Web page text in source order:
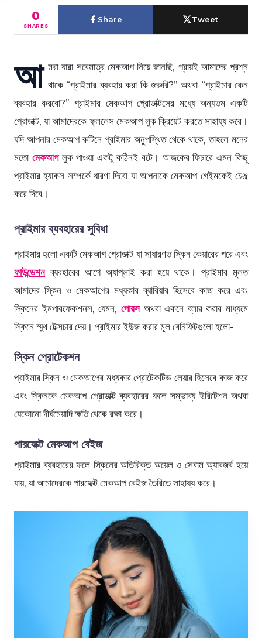
0
SHARES
Share Tweet
আ মরা যারা সবেমাত্র মেকআপ নিয়ে জানছি, প্রায়ই আমাদের প্রশ্ন
থাকে “প্রাইমার ব্যবহার করা কি জরুরি?” অথবা “প্রাইমার কেন
ব্যবহার করবো?” প্রাইমার মেকআপ প্রোডাক্টসের মধ্যে অন্যতম একটি
প্রোডাক্ট, যা আমাদেরকে ফ্ললেস মেকআপ লুক ক্রিয়েট করতে সাহায্য করে।
যদি আপনার মেকআপ রুটিনে প্রাইমার অনুপস্থিত থেকে থাকে, তাহলে মনের
মতো মেকআপলুক পাওয়া একটু কঠিনই বটে। আজকের ফিচারে এমন কিছু
প্রাইমার হ্যাকস সম্পর্কে ধারণা দিবো যা আপনাকে মেকআপ গেইমকেই চেঞ্জ
করে দিবে।
প্রাইমার ব্যবহারের সুবিধা
প্রাইমার হলো একটি মেকআপ প্রোডাক্ট যা সাধারণত স্কিন কেয়ারের পরে এবং
ফাউন্ডেশনব্যবহারের আগে অ্যাপ্লাই করা হয়ে থাকে। প্রাইমার মূলত
আমাদের স্কিন ও মেকআপের মধ্যকার ব্যারিয়ার হিসেবে কাজ করে এবং
স্কিনের ইমপারফেকশনস, যেমন, পোরসঅথবা একনে ব্লার করার মাধ্যমে
স্কিনে স্মুথ টেক্সচার দেয়। প্রাইমার ইউজ করার মূল বেনিফিটগুলো হলো-
স্কিন প্রোটেকশন
প্রাইমার স্কিন ও মেকআপের মধ্যকার প্রোটেকটিভ লেয়ার হিসেবে কাজ করে
এবং স্কিনকে মেকআপ প্রোডাক্ট ব্যবহারের ফলে সম্ভাব্য ইরিটেশন অথবা
যেকোনো দীর্ঘমেয়াদি ক্ষতি থেকে রক্ষা করে।
পারফেক্ট মেকআপ বেইজ
প্রাইমার ব্যবহারের ফলে স্কিনের অতিরিক্ত অয়েল ও সেবাম অ্যাবজর্ব হয়ে
যায়, যা আমাদেরকে পারফেক্ট মেকআপ বেইজ তৈরিতে সাহায্য করে।